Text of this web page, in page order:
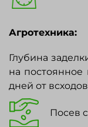
Агротехника:
Глубина
на постоянное
дней от
Посев